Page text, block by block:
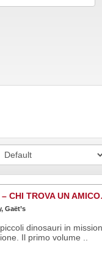
– CHI TROVA UN
Gaët’s
dinosauri in
Il primo volume ..